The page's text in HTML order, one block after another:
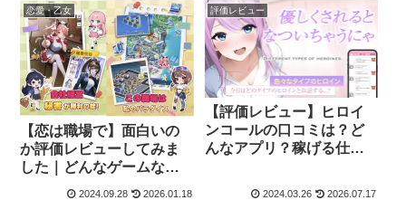
恋愛・乙女
【恋は職場で】面白いの
か評価レビューしてみま
した｜どんなゲームなの
2024.09.28 2026.01.18
評価レビュー
【評価レビュー】ヒロイ
ンコールの口コミは？ど
んなアプリ？稼げる仕組
2024.03.26 2026.07.17